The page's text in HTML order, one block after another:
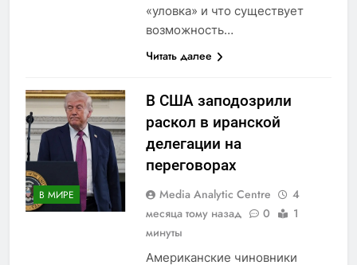
«уловка» и что существует
возможность…
Читать далее
В МИРЕ
В США заподозрили
раскол в иранской
делегации на
переговорах
Media Analytic Centre
4
месяца тому назад
0
1
минуты
Американские чиновники